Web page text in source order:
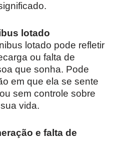
lotado
lotado pode refletir
ou falta de
que sonha. Pode
em que ela se sente
sem controle sobre
vida.
e falta de